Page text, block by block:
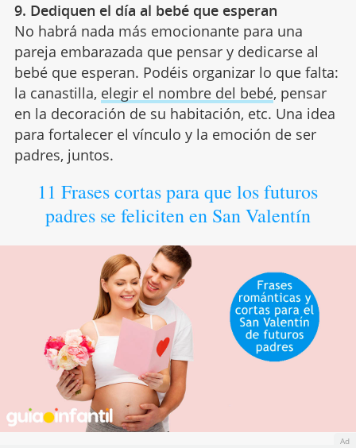
9. Dediquen el día al bebé que esperan
No habrá nada más emocionante para una
pareja embarazada que pensar y dedicarse al
bebé que esperan. Podéis organizar lo que falta:
la canastilla, elegir el nombre del bebé, pensar
en la decoración de su habitación, etc. Una idea
para fortalecer el vínculo y la emoción de ser
padres, juntos.
11 Frases cortas para que los futuros
padres se feliciten en San Valentín
Ad